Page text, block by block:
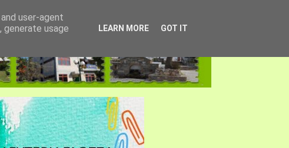
user-agent
usage
LEARN MORE GOT IT